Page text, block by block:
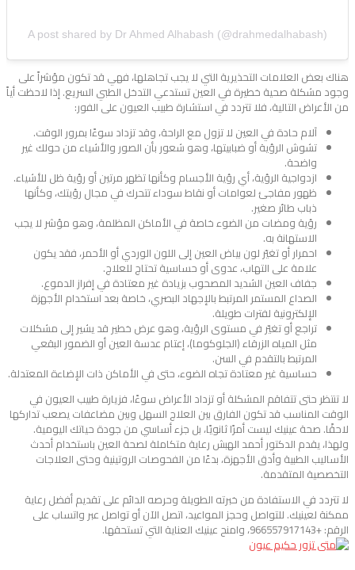
A post shared by Dr Ahmed Alhabash (@drahmedalhabash)
هناك بعض العلامات التحذيرية التي لا يجب تجاهلها، فهي قد تكون مؤشراً على
وجود مشكلة صحية خطيرة في العين تستدعي التدخل الطبي السريع. إذا لاحظت أياً
من الأعراض التالية، فلا تتردد في استشارة طبيب العيون على الفور:
آلام حادة في العين لا تزول مع الراحة، وقد تزداد سوءًا بمرور الوقت.
تشوش الرؤية أو ضبابيتها، وهو شعور بأن الصور والأشياء من حولك غير
واضحة.
ازدواجية الرؤية، أي رؤية الأجسام وكأنها تظهر مرتين أو رؤية ظل للأشياء.
ظهور مفاجئ لعوامات أو نقاط سوداء تتحرك في مجال رؤيتك، وكأنها
ذباب طائر صغير.
رؤية ومضات من الضوء خاصة في الأماكن المظلمة، وهو مؤشر لا يجب
الاستهانة به.
احمرار أو تغيّر لون بياض العين إلى اللون الوردي أو الأحمر، فقد يكون
علامة على التهاب، عدوى أو حساسية تحتاج للعلاج.
جفاف العين الشديد المصحوب بزيادة غير معتادة في إفراز الدموع.
الصداع المستمر المرتبط بالإجهاد البصري، خاصة بعد استخدام الأجهزة
الإلكترونية لفترات طويلة.
تراجع أو تغيّر في مستوى الرؤية، وهو عرض خطير قد يشير إلى مشكلات
مثل المياه الزرقاء (الجلوكوما)، إعتام عدسة العين أو الضمور البقعي
المرتبط بالتقدم في السن.
حساسية غير معتادة تجاه الضوء، حتى في الأماكن ذات الإضاءة المعتدلة.
لا تنتظر حتى تتفاقم المشكلة أو تزداد الأعراض سوءًا، فزيارة طبيب العيون في
الوقت المناسب قد تكون الفارق بين العلاج السهل وبين مضاعفات يصعب تداركها
لاحقًا. صحة عينيك ليست أمرًا ثانويًا، بل جزء أساسي من جودة حياتك اليومية.
ولهذا، يقدم الدكتور أحمد الهبش رعاية متكاملة لصحة العين باستخدام أحدث
الأساليب الطبية وأدق الأجهزة، بدءًا من الفحوصات الروتينية وحتى العلاجات
التخصصية المتقدمة.
لا تتردد في الاستفادة من خبرته الطويلة وحرصه الدائم على تقديم أفضل رعاية
ممكنة لعينيك. للتواصل وحجز المواعيد، اتصل الآن أو تواصل عبر واتساب على
الرقم: +966557917143، وامنح عينيك العناية التي تستحقها.